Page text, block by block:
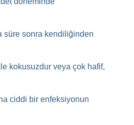
süre sonra kendiliğinden
kokusuzdur veya çok hafif,
ciddi bir enfeksiyonun